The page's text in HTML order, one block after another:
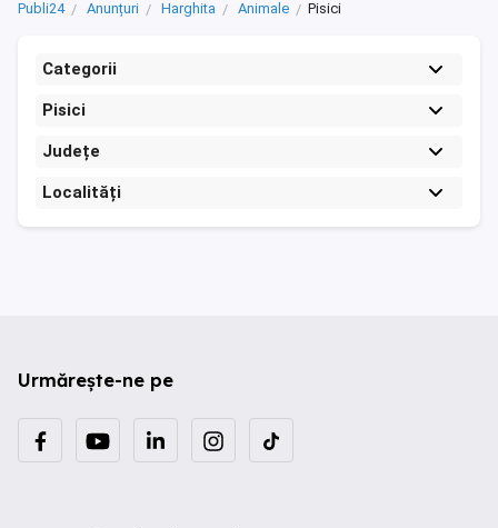
Publi24 Anunțuri Harghita Animale Pisici
Categorii
Pisici
Județe
Localități
Urmărește-ne pe